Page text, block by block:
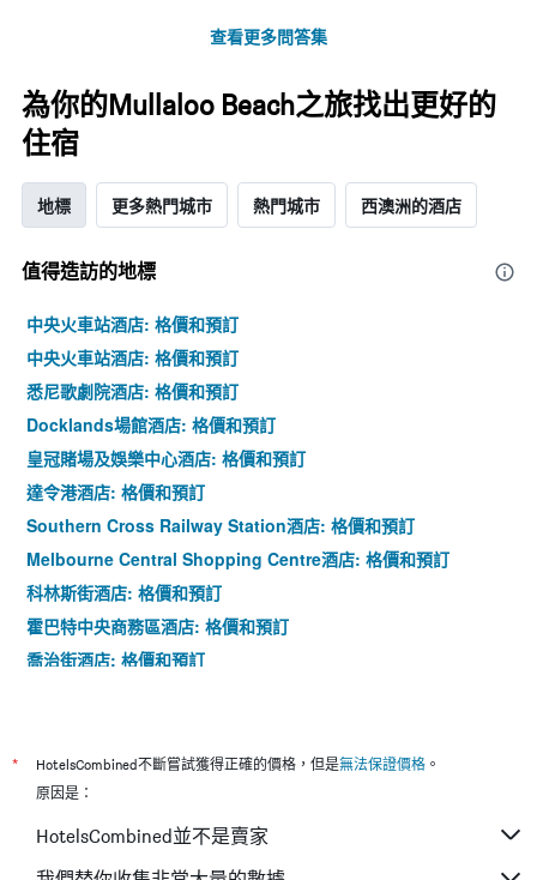
查看更多問答集
為你的Mullaloo Beach之旅找出更好的
住宿
地標 更多熱門城市 熱門城市 西澳洲的酒店
值得造訪的地標
中央火車站酒店: 格價和預訂
中央火車站酒店: 格價和預訂
悉尼歌劇院酒店: 格價和預訂
Docklands場館酒店: 格價和預訂
皇冠賭場及娛樂中心酒店: 格價和預訂
達令港酒店: 格價和預訂
Southern Cross Railway Station酒店: 格價和預訂
Melbourne Central Shopping Centre酒店: 格價和預訂
科林斯街酒店: 格價和預訂
霍巴特中央商務區酒店: 格價和預訂
喬治街酒店: 格價和預訂
* HotelsCombined不斷嘗試獲得正確的價格，但是無法保證價格 。
原因是：
HotelsCombined並不是賣家